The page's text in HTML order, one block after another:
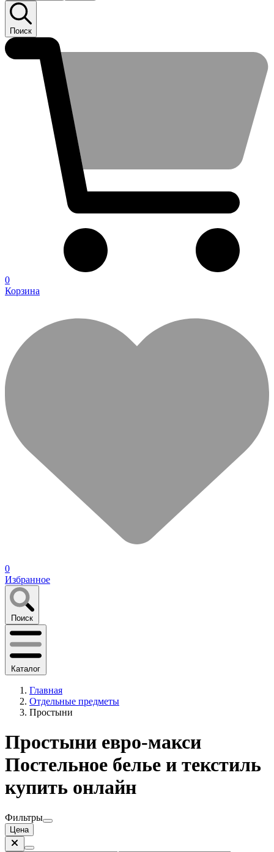
Поиск
0
Корзина
0
Избранное
Поиск
Каталог
Главная
Отдельные предметы
Простыни
Простыни евро-макси
Постельное белье и текстиль
купить онлайн
Фильтры
Цена